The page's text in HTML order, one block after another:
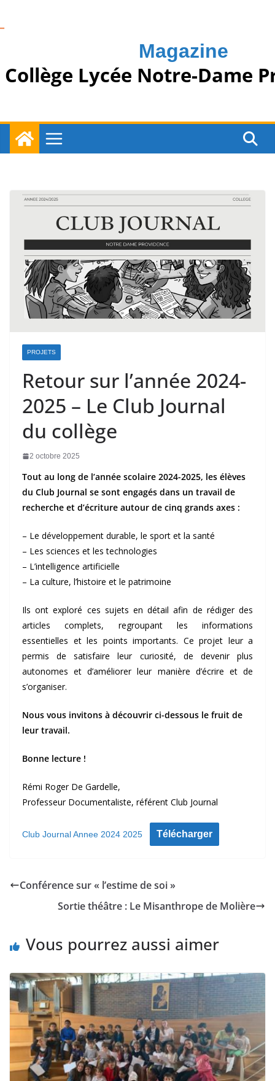
Magazine
Collège Lycée Notre-Dame
PROJETS
Retour sur l’année 2024-
2025 – Le Club Journal
du collège
2 octobre 2025
Tout au long de l’année scolaire 2024-2025, les élèves
du Club Journal se sont engagés dans un travail de
recherche et d’écriture autour de cinq grands axes :
– Le développement durable, le sport et la santé
– Les sciences et les technologies
– L’intelligence artificielle
– La culture, l’histoire et le patrimoine
Ils ont exploré ces sujets en détail afin de rédiger des
articles complets, regroupant les informations
essentielles et les points importants. Ce projet leur a
permis de satisfaire leur curiosité, de devenir plus
autonomes et d’améliorer leur manière d’écrire et de
s’organiser.
Nous vous invitons à découvrir ci-dessous le fruit de
leur travail.
Bonne lecture !
Rémi Roger De Gardelle,
Professeur Documentaliste, référent Club Journal
Club Journal Annee 2024 2025 Télécharger
Conférence sur « l’estime de soi »
Sortie théâtre : Le Misanthrope de Molière
Vous pourrez aussi aimer